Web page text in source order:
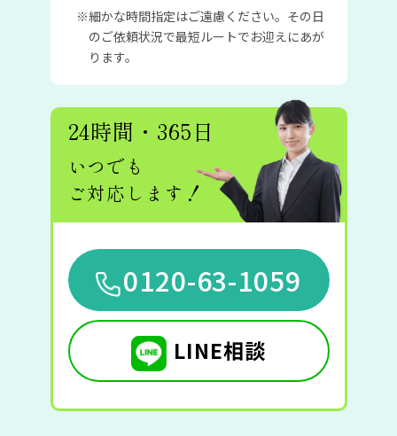
細かな時間指定はご遠慮ください。その日
のご依頼状況で最短ルートでお迎えにあが
ります。
24時間・365日
いつでも
ご対応します！
0120-63-1059
LINE相談